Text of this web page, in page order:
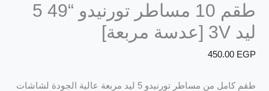
طقم 10 مساطر تورنيدو “49 5
ليد 3V [عدسة مربعة]
450.00 EGP
طقم كامل من مساطر تورنيدو 5 ليد مربعة عالية الجودة لشاشات